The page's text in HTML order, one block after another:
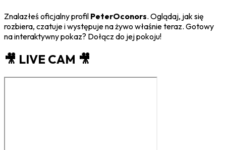
Znalazłeś oficjalny profil PeterOconors. Oglądaj, jak się
rozbiera, czatuje i występuje na żywo właśnie teraz. Gotowy
na interaktywny pokaz? Dołącz do jej pokoju!
🎥 LIVE CAM 🎥